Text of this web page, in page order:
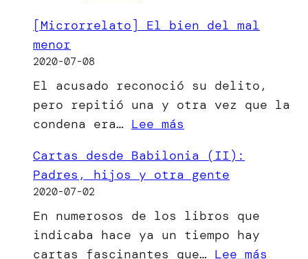
una
Apaga»
ha
visto
la
luz
[Microrrelato] El bien del mal
menor
2020-07-08
El acusado reconoció su delito,
pero repitió una y otra vez que la
condena era… Lee más
El
bien
mal
menor
Cartas desde Babilonia (II):
Padres, hijos y otra gente
2020-07-02
En numerosos de los libros que
indicaba hace ya un tiempo hay
cartas fascinantes que… Lee más